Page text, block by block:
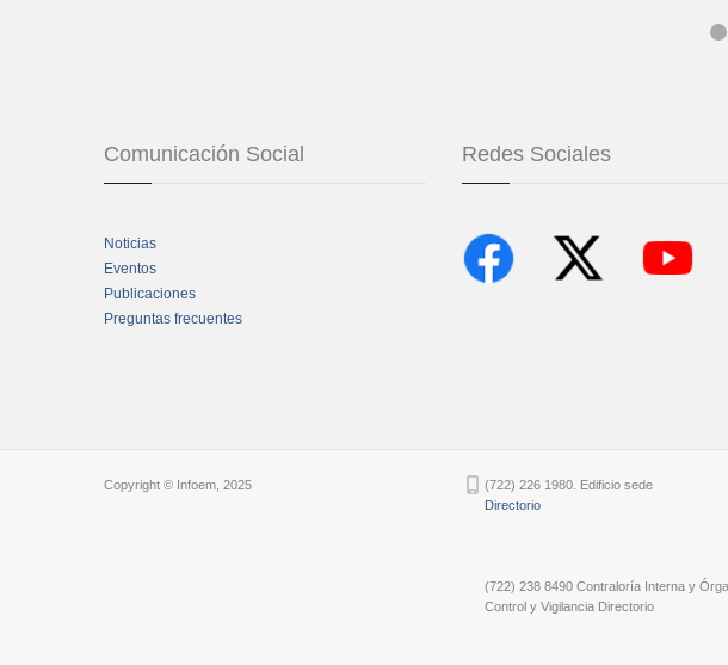
Comunicación Social
Noticias
Eventos
Publicaciones
Preguntas frecuentes
Redes Sociales
Copyright © Infoem, 2025
(722) 226 1980. Edificio sede
Directorio
(722) 238 8490 Contraloría Interna y
Control y Vigilancia Directorio